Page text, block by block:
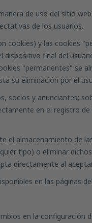
de uso del sitio
de los usuarios.
cookies) y las cookies
final del
"permanentes" se
su eliminación por el
socios y anunciantes;
en el registro de
el almacenamiento de
tipo) o eliminar
directamente al
en las páginas
en la configuración